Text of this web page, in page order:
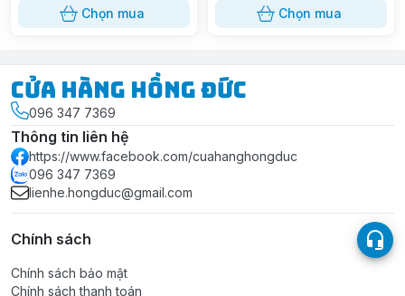
Chọn mua Chọn mua
Cửa Hàng Hồng Đức
096 347 7369
Thông tin liên hệ
https://www.facebook.com/cuahanghongduc
096 347 7369
lienhe.hongduc@gmail.com
Chính sách
Chính sách bảo mật
Chính sách thanh toán